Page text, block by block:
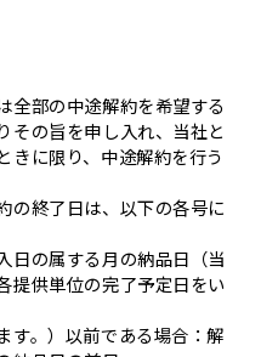
全部の中途解約を希望する
その旨を申し入れ、当社と
きに限り、中途解約を行う
の終了日は、以下の各号に
の属する月の納品日（当
提供単位の完了予定日をい
す。）以前である場合：解